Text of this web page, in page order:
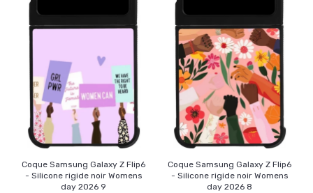
Coque Samsung Galaxy Z Flip6
- Silicone rigide noir Womens
day 2026 9
Coque Samsung Galaxy Z Flip6
- Silicone rigide noir Womens
day 2026 8